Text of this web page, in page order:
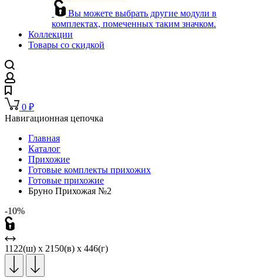
Вы можете выбрать другие модули в
комплектах, помеченных таким значком.
Коллекции
Товары со скидкой
0 ₽
Навигационная цепочка
Главная
Каталог
Прихожие
Готовые комплекты прихожих
Готовые прихожие
Бруно Прихожая №2
-10%
1122(ш) x 2150(в) x 446(г)